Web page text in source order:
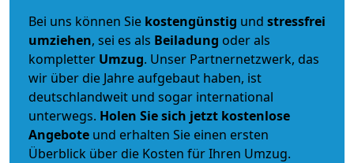
Bei uns können Sie kostengünstig und stressfrei
umziehen, sei es als Beiladung oder als
kompletter Umzug. Unser Partnernetzwerk, das
wir über die Jahre aufgebaut haben, ist
deutschlandweit und sogar international
unterwegs. Holen Sie sich jetzt kostenlose
Angebote und erhalten Sie einen ersten
Überblick über die Kosten für Ihren Umzug.